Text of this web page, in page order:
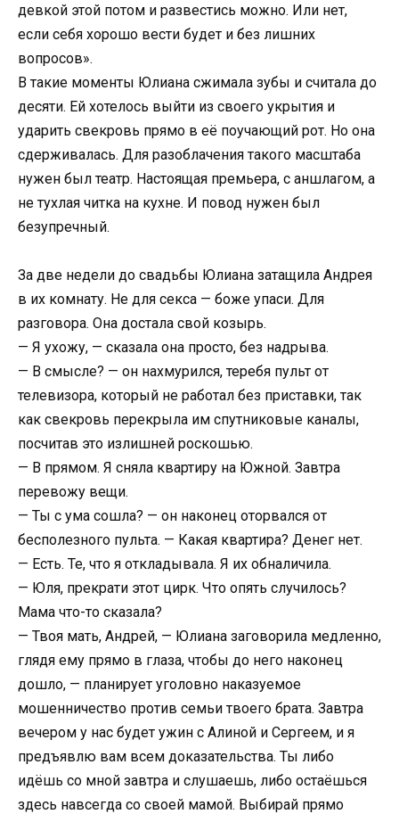
девкой этой потом и развестись можно. Или нет,
если себя хорошо вести будет и без лишних
вопросов».
В такие моменты Юлиана сжимала зубы и считала до
десяти. Ей хотелось выйти из своего укрытия и
ударить свекровь прямо в её поучающий рот. Но она
сдерживалась. Для разоблачения такого масштаба
нужен был театр. Настоящая премьера, с аншлагом, а
не тухлая читка на кухне. И повод нужен был
безупречный.
За две недели до свадьбы Юлиана затащила Андрея
в их комнату. Не для секса — боже упаси. Для
разговора. Она достала свой козырь.
— Я ухожу, — сказала она просто, без надрыва.
— В смысле? — он нахмурился, теребя пульт от
телевизора, который не работал без приставки, так
как свекровь перекрыла им спутниковые каналы,
посчитав это излишней роскошью.
— В прямом. Я сняла квартиру на Южной. Завтра
перевожу вещи.
— Ты с ума сошла? — он наконец оторвался от
бесполезного пульта. — Какая квартира? Денег нет.
— Есть. Те, что я откладывала. Я их обналичила.
— Юля, прекрати этот цирк. Что опять случилось?
Мама что-то сказала?
— Твоя мать, Андрей, — Юлиана заговорила медленно,
глядя ему прямо в глаза, чтобы до него наконец
дошло, — планирует уголовно наказуемое
мошенничество против семьи твоего брата. Завтра
вечером у нас будет ужин с Алиной и Сергеем, и я
предъявлю вам всем доказательства. Ты либо
идёшь со мной завтра и слушаешь, либо остаёшься
здесь навсегда со своей мамой. Выбирай прямо